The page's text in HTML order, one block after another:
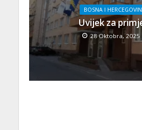
BOSNA I
Uvijek za
28 Oktobra, 2025